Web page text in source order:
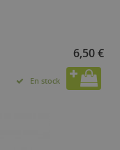
6,50 €
En stock